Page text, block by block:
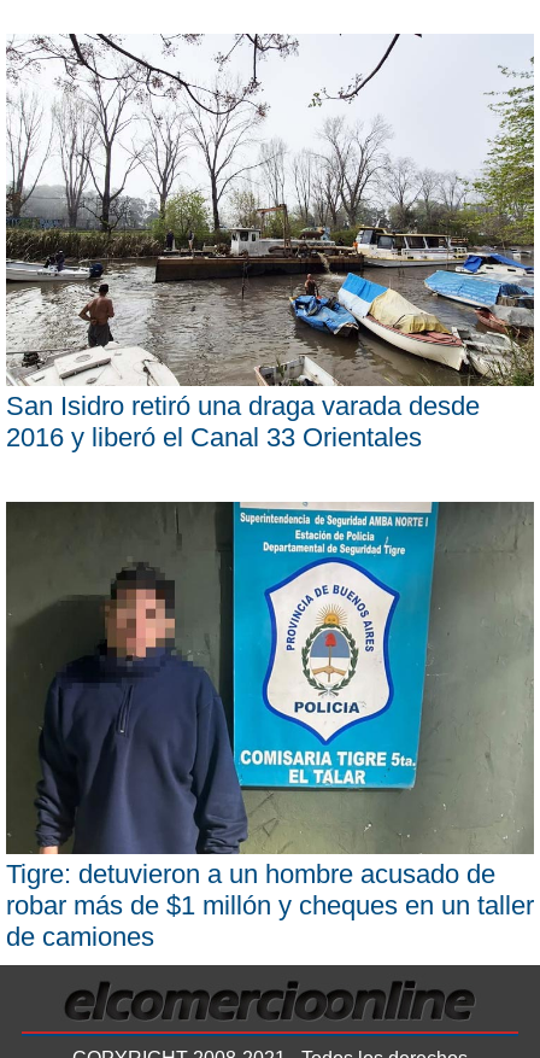
San Isidro retiró una draga varada desde
2016 y liberó el Canal 33 Orientales
Tigre: detuvieron a un hombre acusado de
robar más de $1 millón y cheques en un taller
de camiones